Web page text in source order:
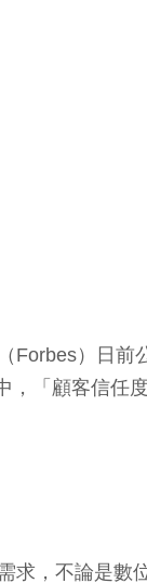
）日前
「顧客信任
，不論是數